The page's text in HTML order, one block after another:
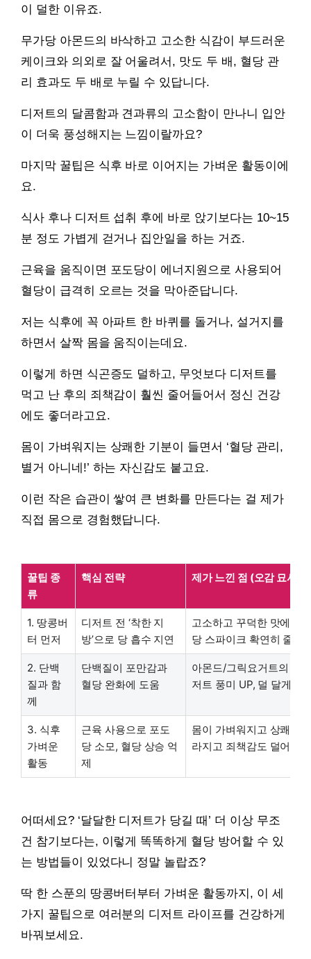
이 덜한 이유죠.
무가당 아몬드의 바삭하고 고소한 식감이 부드러운
케이크와 의외로 잘 어울려서, 맛도 두 배, 혈당 관
리 효과도 두 배로 누릴 수 있답니다.
디저트의 달콤함과 견과류의 고소함이 만나니 입안
이 더욱 풍성해지는 느낌이랄까요?
마지막 꿀팁은 식후 바로 이어지는 가벼운 활동이에
요.
식사 후나 디저트 섭취 후에 바로 앉기보다는 10~15
분 정도 가볍게 걷거나 집안일을 하는 거죠.
근육을 움직이면 포도당이 에너지원으로 사용되어
혈당이 급격히 오르는 것을 막아준답니다.
저는 식후에 꼭 아파트 한 바퀴를 돌거나, 설거지를
하면서 살짝 몸을 움직이는데요.
이렇게 하면 식곤증도 덜하고, 무엇보다 디저트를
먹고 난 후의 죄책감이 훨씬 줄어들어서 정신 건강
에도 좋더라고요.
몸이 가벼워지는 상쾌한 기분이 들면서 ‘혈당 관리,
별거 아니네!’ 하는 자신감도 붙고요.
이런 작은 습관이 쌓여 큰 변화를 만든다는 걸 제가
직접 몸으로 경험했답니다.
꿀팁 종
류
핵심 전략 제가 느낀 점 (오감 묘사
1. 땅콩버
터 먼저
디저트 전 ‘착한 지
방’으로 당 흡수 지연
고소하고 꾸덕한 맛에 든
당 스파이크 확연히 줄어
2. 단백
질과 함
께
단백질이 포만감과
혈당 완화에 도움
아몬드/그릭요거트의 고
저트 풍미 UP, 덜 달게 느
3. 식후
가벼운
활동
근육 사용으로 포도
당 소모, 혈당 상승 억
제
몸이 가벼워지고 상쾌, 식
라지고 죄책감도 덜어줘
어떠세요? ‘달달한 디저트가 당길 때’ 더 이상 무조
건 참기보다는, 이렇게 똑똑하게 혈당 방어할 수 있
는 방법들이 있었다니 정말 놀랍죠?
딱 한 스푼의 땅콩버터부터 가벼운 활동까지, 이 세
가지 꿀팁으로 여러분의 디저트 라이프를 건강하게
바꿔보세요.